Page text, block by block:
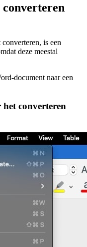
converteren
is een
deze meestal
document naar een
converteren